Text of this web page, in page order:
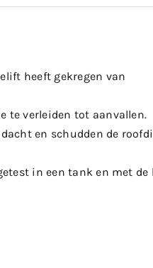
heeft gekregen van
te verleiden tot aanvallen.
en schudden de
in een tank en met de